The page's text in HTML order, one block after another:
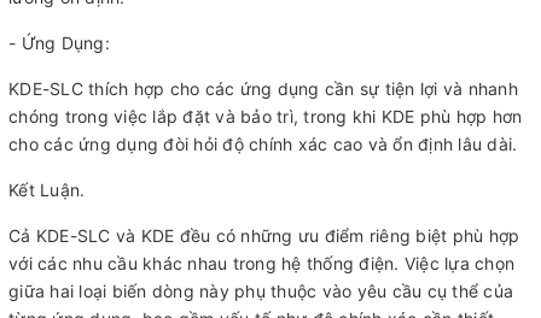
- Ứng Dụng:
KDE-SLC thích hợp cho các ứng dụng cần sự tiện lợi và nhanh
chóng trong việc lắp đặt và bảo trì, trong khi KDE phù hợp hơn
cho các ứng dụng đòi hỏi độ chính xác cao và ổn định lâu dài.
Kết Luận.
Cả KDE-SLC và KDE đều có những ưu điểm riêng biệt phù hợp
với các nhu cầu khác nhau trong hệ thống điện. Việc lựa chọn
giữa hai loại biến dòng này phụ thuộc vào yêu cầu cụ thể của